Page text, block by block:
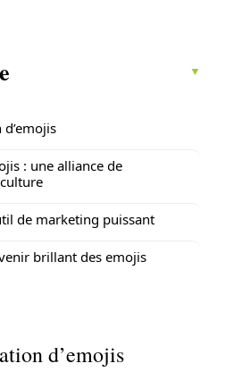
d’emojis
: une alliance de
de marketing puissant
brillant des emojis
d’emojis